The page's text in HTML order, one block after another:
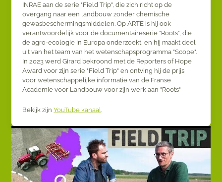
INRAE aan de serie "Field Trip", die zich richt op de
overgang naar een landbouw zonder chemische
gewasbeschermingsmiddelen. Op ARTE is hij ook
verantwoordelijk voor de documentaireserie "Roots", die
de agro-ecologie in Europa onderzoekt, en hij maakt deel
uit van het team van het wetenschapsprogramma "Scope".
In 2023 werd Girard bekroond met de Reporters of Hope
Award voor zijn serie "Field Trip" en ontving hij de prijs
voor wetenschappelijke informatie van de Franse
Academie voor Landbouw voor zijn werk aan "Roots"​
Bekijk zijnYouTube kanaal.